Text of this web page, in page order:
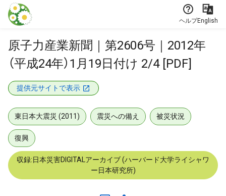
本文に飛ぶ
ヘルプEnglish
原子力産業新聞｜第2606号｜2012年
（平成24年）1月19日付け 2/4 [PDF]
提供元サイトで表示
東日本大震災 (2011) 震災への備え 被災状況
復興
収録:日本災害DIGITALアーカイブ (ハーバード大学ライシャワ
ー日本研究所)